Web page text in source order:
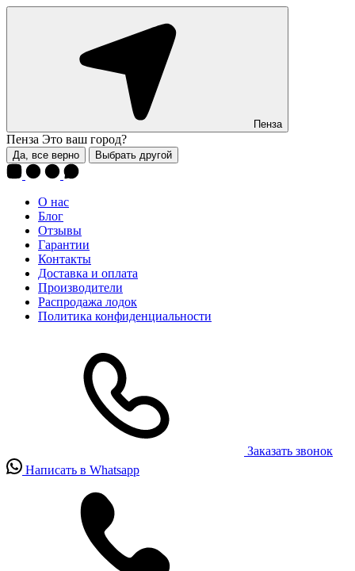
Пенза
Пенза Это ваш город?
Да, все верно Выбрать другой
О нас
Блог
Отзывы
Гарантии
Контакты
Доставка и оплата
Производители
Распродажа лодок
Политика конфиденциальности
Заказать звонок
Написать в Whatsapp